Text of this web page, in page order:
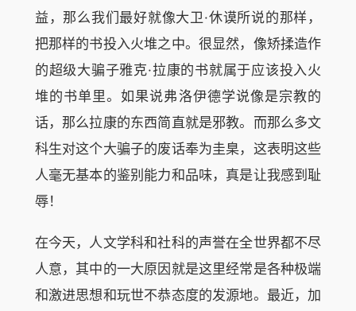
益，那么我们最好就像大卫·休谟所说的那样，
把那样的书投入火堆之中。很显然，像矫揉造作
的超级大骗子雅克·拉康的书就属于应该投入火
堆的书单里。如果说弗洛伊德学说像是宗教的
话，那么拉康的东西简直就是邪教。而那么多文
科生对这个大骗子的废话奉为圭臬，这表明这些
人毫无基本的鉴别能力和品味，真是让我感到耻
辱！
在今天，人文学科和社科的声誉在全世界都不尽
人意，其中的一大原因就是这里经常是各种极端
和激进思想和玩世不恭态度的发源地。最近，加